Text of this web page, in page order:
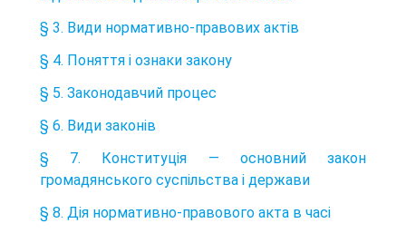
§ 3. Види нормативно-правових актів
§ 4. Поняття і ознаки закону
§ 5. Законодавчий процес
§ 6. Види законів
§ 7. Конституція — основний закон
громадянського суспільства і держави
§ 8. Дія нормативно-правового акта в часі